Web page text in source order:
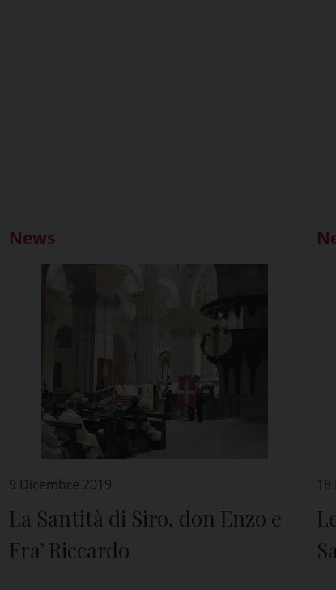
News
9 Dicembre 2019
La Santità di Siro, don Enzo e
Fra’ Riccardo